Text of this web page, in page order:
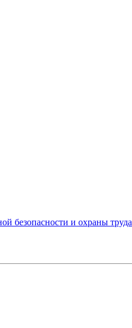
безопасности и охраны труда